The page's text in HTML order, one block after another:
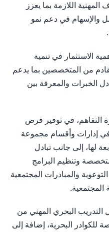
اللازمة بما يعزز
والإسهام في دعم نمو
الاستثمار في تنمية
من المتخصصين بما يدعم
الخبرات والمعرفة بين
التفاهم، في توفير فرص
في إدارات وأقسام مجموعة
لها، إلى جانب تبادل
وتنظيم البرامج
والمبادرات المجتمعية
المجتمعية.
البحري المهني من
للكوادر البحرية، إضافة إلى